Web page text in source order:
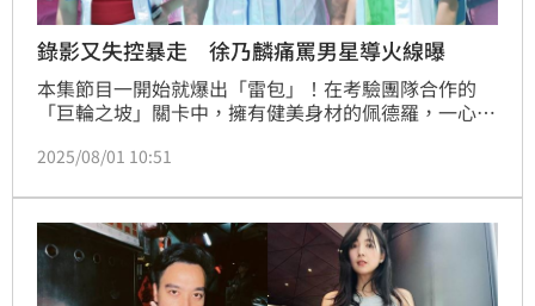
錄影又失控暴走 徐乃麟痛罵男星導火線曝
本集節目一開始就爆出「雷包」！在考驗團隊合作的
「巨輪之坡」關卡中，擁有健美身材的佩德羅，一心想
小心竟將輪胎摔下山坡！好不容易重回軌道，又因為太
一連串的「雷」舉動，立刻引發眾怒，徐乃麟也忍不住
怒吼：「佩德羅你到底在幹嘛！」。蔡維歆
2025/08/01 10:51